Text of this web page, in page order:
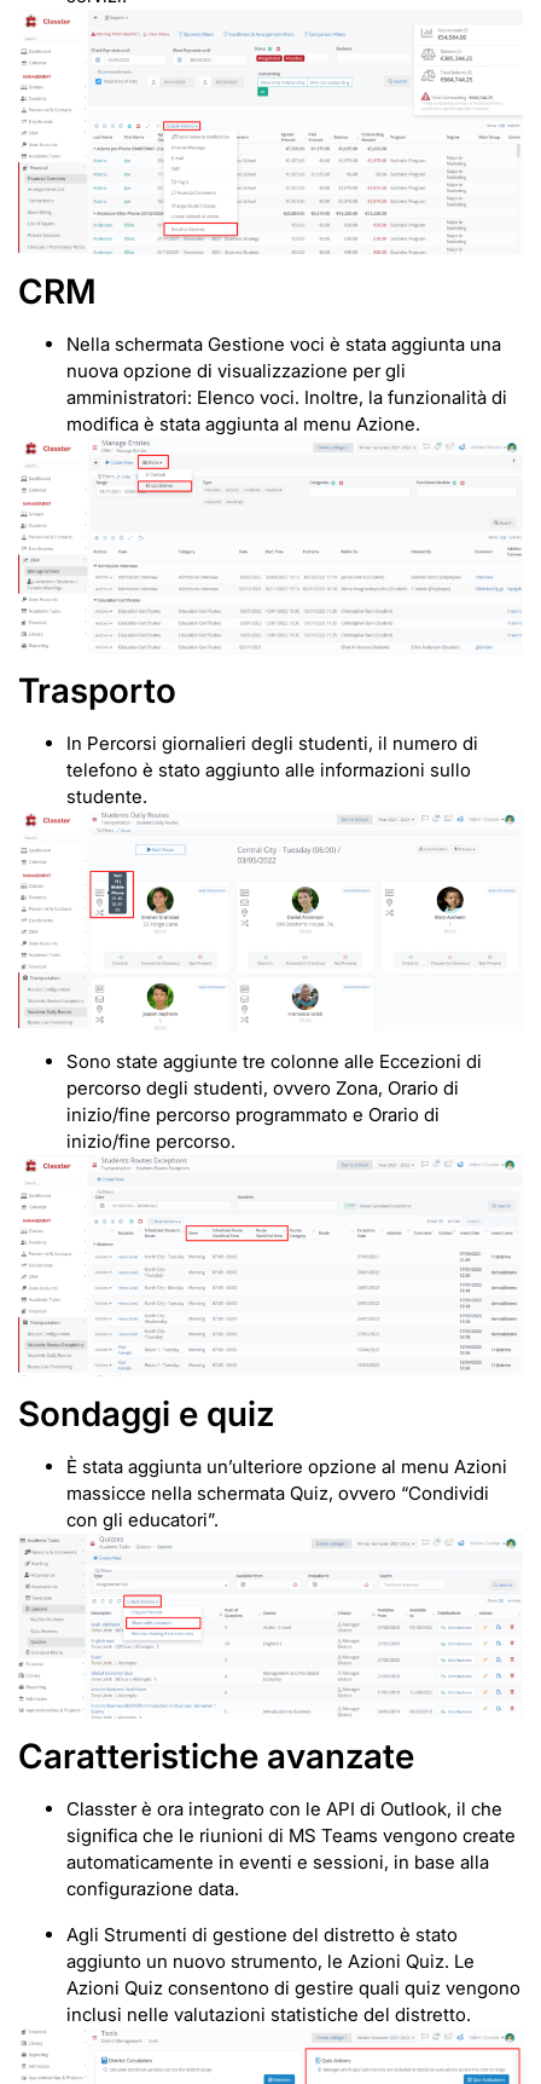
CRM
Nella schermata Gestione voci è stata aggiunta una
nuova opzione di visualizzazione per gli
amministratori: Elenco voci. Inoltre, la funzionalità di
modifica è stata aggiunta al menu Azione.
Trasporto
In Percorsi giornalieri degli studenti, il numero di
telefono è stato aggiunto alle informazioni sullo
studente.
Sono state aggiunte tre colonne alle Eccezioni di
percorso degli studenti, ovvero Zona, Orario di
inizio/fine percorso programmato e Orario di
inizio/fine percorso.
Sondaggi e quiz
È stata aggiunta un’ulteriore opzione al menu Azioni
massicce nella schermata Quiz, ovvero “Condividi
con gli educatori”.
Caratteristiche avanzate
Classter è ora integrato con le API di Outlook, il che
significa che le riunioni di MS Teams vengono create
automaticamente in eventi e sessioni, in base alla
configurazione data.
Agli Strumenti di gestione del distretto è stato
aggiunto un nuovo strumento, le Azioni Quiz. Le
Azioni Quiz consentono di gestire quali quiz vengono
inclusi nelle valutazioni statistiche del distretto.